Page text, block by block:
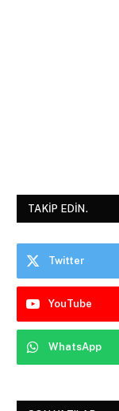
TAKIP EDIN.
Twitter
YouTube
WhatsApp